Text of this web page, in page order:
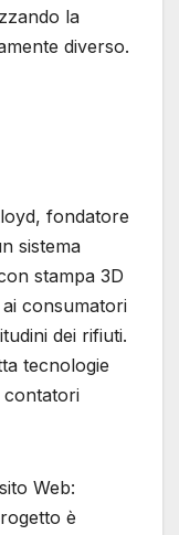
la
diverso.
fondatore
sistema
stampa 3D
consumatori
dei rifiuti.
tecnologie
contatori
Web:
è